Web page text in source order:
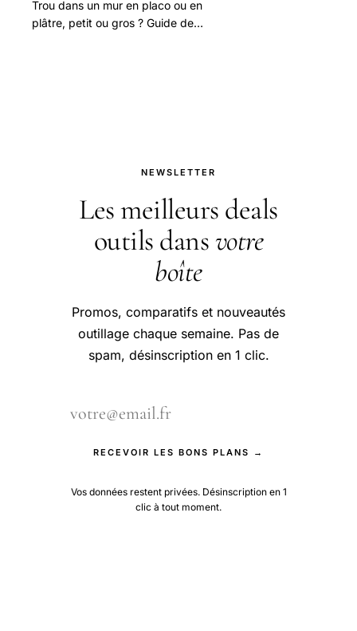
Trou dans un mur en placo ou en
plâtre, petit ou gros ? Guide de
NEWSLETTER
Les meilleurs deals
outils dansvotre
boîte
Promos, comparatifs et nouveautés
outillage chaque semaine. Pas de
spam, désinscription en 1 clic.
RECEVOIR LES BONS PLANS →
Vos données restent privées. Désinscription en 1
clic à tout moment.